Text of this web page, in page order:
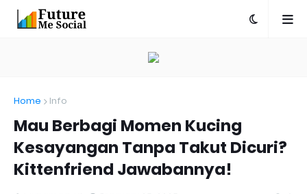
Home Info
Mau Berbagi Momen Kucing
Kesayangan Tanpa Takut Dicuri?
Kittenfriend Jawabannya!